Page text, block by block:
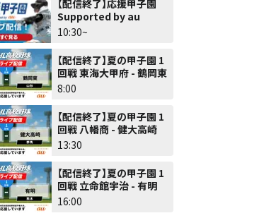
【配信終了】応援甲子園
Supported by au
10:30~
【配信終了】夏の甲子園 1
回戦 東海大甲府 - 鶴岡東
8:00
【配信終了】夏の甲子園 1
回戦 八幡商 - 健大高崎
13:30
【配信終了】夏の甲子園 1
回戦 立命館宇治 - 有明
16:00